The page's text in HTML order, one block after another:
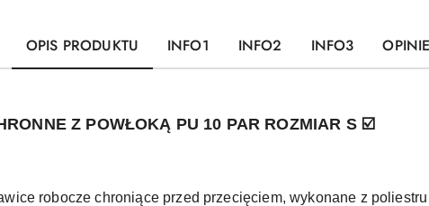
OPIS PRODUKTU INFO1 INFO2 INFO3
Z POWŁOKĄ PU 10 PAR ROZMIAR S ☑️
robocze chroniące przed przecięciem, wykonane z